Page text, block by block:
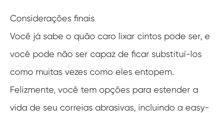
Considerações finais
Você já sabe o quão caro lixar cintos pode ser, e
você pode não ser capaz de ficar substituí-los
como muitas vezes como eles entopem.
Felizmente, você tem opções para estender a
vida de seu correias abrasivas, incluindo a easy-